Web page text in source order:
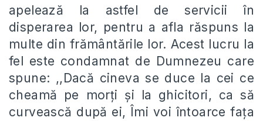
apelează la astfel de servicii în
disperarea lor, pentru a afla răspuns la
multe din frământările lor. Acest lucru la
fel este condamnat de Dumnezeu care
spune: ,,Dacă cineva se duce la cei ce
cheamă pe morţi şi la ghicitori, ca să
curvească după ei, Îmi voi întoarce faţa